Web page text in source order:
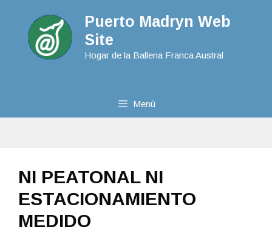
Puerto Madryn Web
Site
Hogar de la Ballena Franca Austral
Menú
NI PEATONAL NI
ESTACIONAMIENTO
MEDIDO